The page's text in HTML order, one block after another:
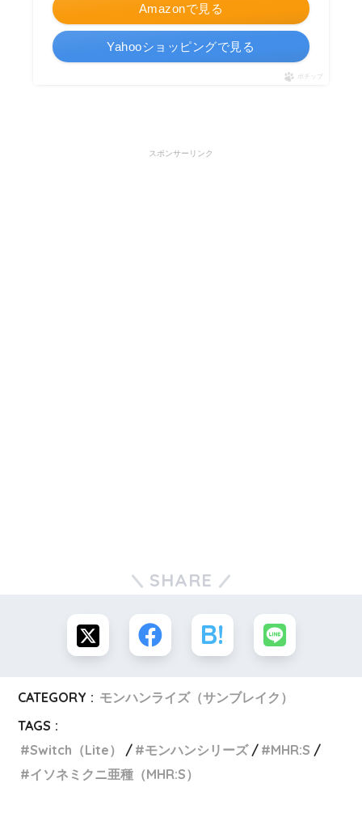
Amazonで見る
Yahooショッピングで見る
ポチップ
スポンサーリンク
SHARE
CATEGORY : モンハンライズ（サンブレイク）
TAGS :
Switch（Lite）
モンハンシリーズ
MHR:S
イソネミクニ亜種（MHR:S）